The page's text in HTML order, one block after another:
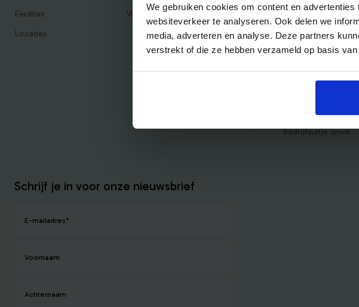
We gebruiken cookies om content en
websiteverkeer te analyseren. Ook delen we
media, adverteren en analyse. Deze partners
verstrekt of die ze hebben verzameld op basis
Facilitair
Locaties
Workshops
Bedrijfsuitje
Bedrijfsuitje indoor
Bedrijfsuitje actief
Bedrijfsuitje Brabant
Bedrijfsuitje Limburg
Bedrijfsuitje uniek
Schrijf je in voor onze nieuwsbrief
E-mailadres*
Voornaam
Achternaam